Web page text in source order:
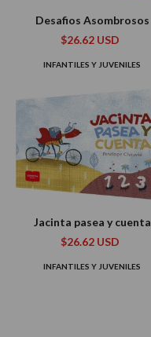
Desafios Asombrosos
$26.62 USD
INFANTILES Y JUVENILES
Jacinta pasea y cuenta
$26.62 USD
INFANTILES Y JUVENILES